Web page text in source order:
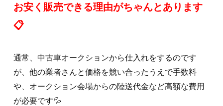
お安く販売できる理由がちゃんとあります
📋
通常、中古車オークションから仕入れをするのです
が、他の業者さんと価格を競い合ったうえで手数料
や、オークション会場からの陸送代金など高額な費用
が必要です💦